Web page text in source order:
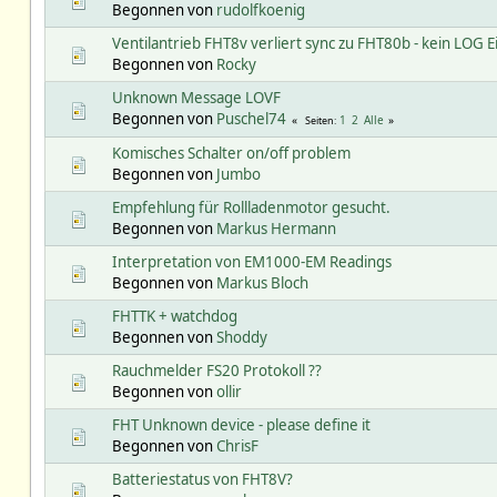
Begonnen von rudolfkoenig
Ventilantrieb FHT8v verliert sync zu FHT80b - kein LOG
Begonnen von Rocky
Unknown Message LOVF
Begonnen von Puschel74 Seiten 1 2 Alle
Komisches Schalter on/off problem
Begonnen von Jumbo
Empfehlung für Rollladenmotor gesucht.
Begonnen von Markus Hermann
Interpretation von EM1000-EM Readings
Begonnen von Markus Bloch
FHTTK + watchdog
Begonnen vonShoddy
Rauchmelder FS20 Protokoll ??
Begonnen vonollir
FHT Unknown device - please define it
Begonnen vonChrisF
Batteriestatus von FHT8V?